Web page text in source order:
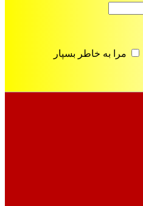
مرا به خاطر بسپار